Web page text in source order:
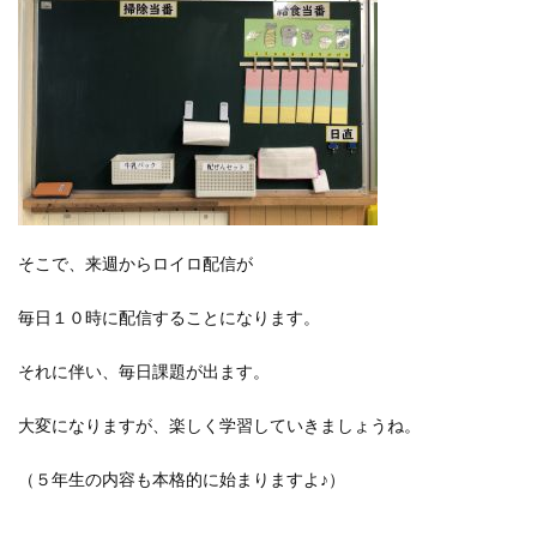
そこで、来週からロイロ配信が
毎日１０時に配信することになります。
それに伴い、毎日課題が出ます。
大変になりますが、楽しく学習していきましょうね。
（５年生の内容も本格的に始まりますよ♪）